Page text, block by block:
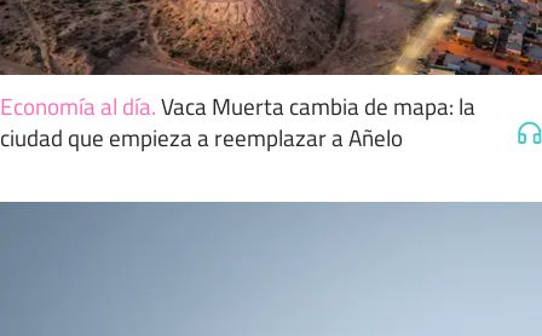
Economía al día.Vaca Muerta cambia de mapa: la
ciudad que empieza a reemplazar a Añelo